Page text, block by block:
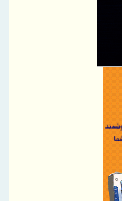
تومانی بیمه رازی به شرکت هواپیمایی
با پوشش های بیمه های مسئولیت
بیمه البرز با رؤسای تشکل